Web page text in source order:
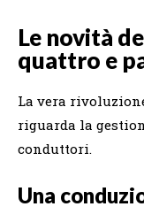
Le novità
quattro e
La vera
riguarda la
conduttori.
Una